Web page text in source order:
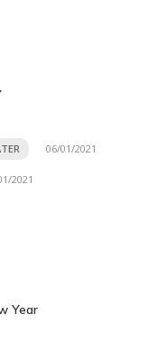
06/01/2021
2021
Year